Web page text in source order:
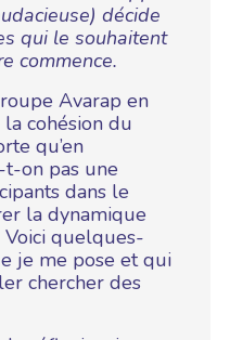
décide
qui le souhaitent
commence.
Avarap en
cohésion du
qu’en
on pas une
dans le
la dynamique
quelques-
je me pose et qui
chercher des